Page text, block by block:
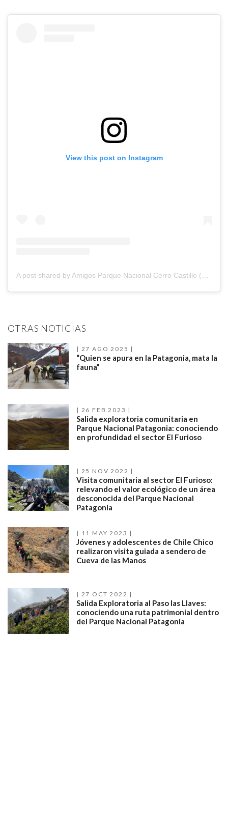
View this post on Instagram
OTRAS NOTICIAS
27 AGO 2025
“Quien se apura en la Patagonia, mata la
fauna”
26 FEB 2023
Salida exploratoria comunitaria en
Parque Nacional Patagonia: conociendo
en profundidad el sector El Furioso
25 NOV 2022
Visita comunitaria al sector El Furioso:
relevando el valor ecológico de un área
desconocida del Parque Nacional
Patagonia
11 MAY 2023
Jóvenes y adolescentes de Chile Chico
realizaron visita guiada a sendero de
Cueva de las Manos
27 OCT 2022
Salida Exploratoria al Paso las Llaves:
conociendo una ruta patrimonial dentro
del Parque Nacional Patagonia